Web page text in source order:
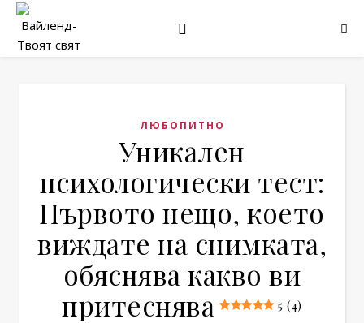
ЛЮБОПИТНО
Уникален
психологически тест:
Първото нещо, което
виждате на снимката,
обяснява какво ви
притеснява
5 (4)